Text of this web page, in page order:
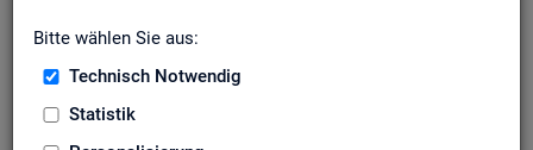
Bitte wählen Sie aus:
Technisch Notwendig
Statistik
ak­tu­el­le Be­rich­te, wie z. B. den Mo­nats­be­richt und den BA-
neue Ver­öf­fent­li­chun­gen,
Son­der­be­rich­te,